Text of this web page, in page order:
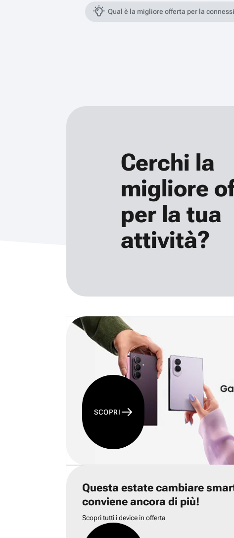
Qual è la migliore offerta per la
Cerchi la
migliore
per la tua
attività?
SCOPRI
Questa estate cambiare
conviene ancora di più!
Scopri tutti i device in offerta